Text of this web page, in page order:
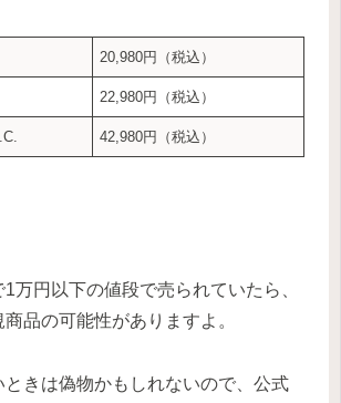
20,980円（税込）
22,980円（税込）
42,980円（税込）
万円以下の値段で売られていたら、
品の可能性がありますよ。
ときは偽物かもしれないので、公式